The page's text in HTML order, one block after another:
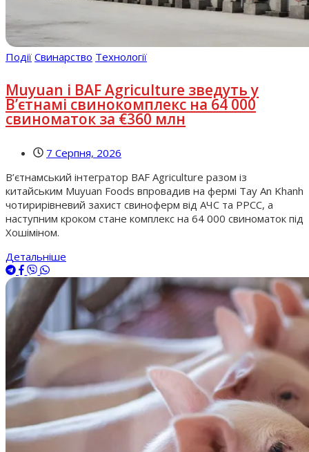
Події Свинарство Технології
Muyuan і BAF Agriculture зведуть у
В’єтнамі свинокомплекс на 64 000
свиноматок за €360 млн
7 Серпня, 2026
В’єтнамський інтегратор BAF Agriculture разом із
китайським Muyuan Foods впровадив на фермі Tay An Khanh
чотирирівневий захист свиноферм від АЧС та РРСС, а
наступним кроком стане комплекс на 64 000 свиноматок під
Хошіміном.
Детальніше